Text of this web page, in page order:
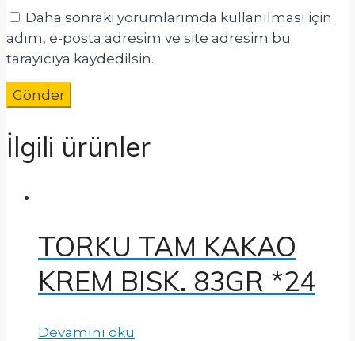
Daha sonraki yorumlarımda kullanılması için
adım, e-posta adresim ve site adresim bu
tarayıcıya kaydedilsin.
İlgili ürünler
TORKU TAM KAKAO
KREM BISK. 83GR *24
Devamını oku